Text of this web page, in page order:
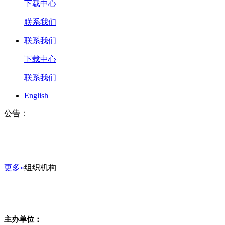
下载中心
联系我们
联系我们
下载中心
联系我们
English
公告：
更多»组织机构
主办单位：